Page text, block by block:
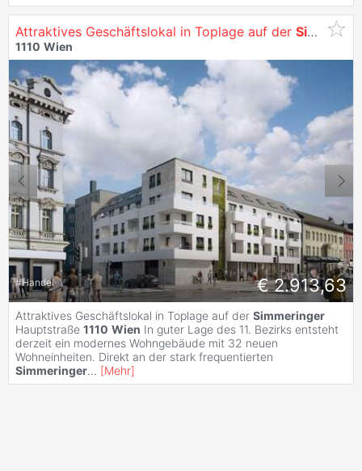
Attraktives Geschäftslokal in Toplage auf der Simmeringer
1110 Wien
#Handel € 2.913,63
Attraktives Geschäftslokal in Toplage auf der Simmeringer
Hauptstraße 1110 Wien In guter Lage des 11. Bezirks entsteht
derzeit ein modernes Wohngebäude mit 32 neuen
Wohneinheiten. Direkt an der stark frequentierten
Simmeringer... [Mehr]